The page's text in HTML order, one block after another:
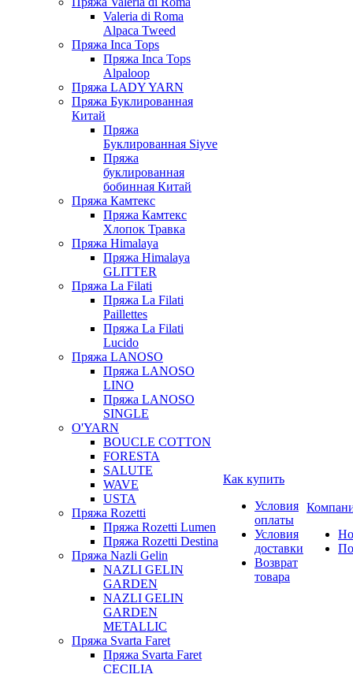
Valeria di Roma
Alpaca Tweed
Пряжа Inca Tops
Пряжа Inca Tops
Alpaloop
Пряжа LADY YARN
Пряжа Буклированная
Китай
Пряжа
Буклированная Siyve
Пряжа
буклированная
бобинная Китай
Пряжа Камтекс
Пряжа Камтекс
Хлопок Травка
Пряжа Himalaya
Пряжа Himalaya
GLITTER
Пряжа La Filati
Пряжа La Filati
Paillettes
Пряжа La Filati
Lucido
Пряжа LANOSO
Пряжа LANOSO
LINO
Пряжа LANOSO
SINGLE
O'YARN
BOUCLE COTTON
FORESTA
SALUTE
WAVE
USTA
Пряжа Rozetti
Пряжа Rozetti Lumen
Пряжа Rozetti Destina
Пряжа Nazli Gelin
NAZLI GELIN
GARDEN
NAZLI GELIN
GARDEN
METALLIC
Пряжа Svarta Faret
Пряжа Svarta Faret
CECILIA
Как купить
Условия
оплаты
Условия
доставки
Возврат
товара